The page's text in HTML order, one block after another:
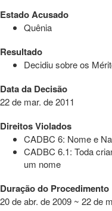
Estado Acusado
Quênia
Resultado
Decidiu sobre os
Data da Decisão
22 de mar. de 2011
Direitos Violados
CADBC 6: Nome e
CADBC 6.1: Toda
um nome
Duração do Procedimento
20 de abr. de 2009 ~ 22 de